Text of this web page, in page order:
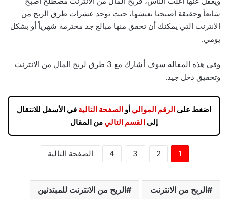
شائعاً وحقيقة أصبحنا نعيشها، حيث توجد عشرات طرق الربح من
الانترنت التي يمكنك أن تحقق منها مبالغ جد محترمة شهرياً أو بشكل
يومي.
وفي هذه المقالة سوف أشارك مع 3 طرق لربح المال من الانترنت
وتحقيق دخل جيد.
اضغط على الرقم الموالي أو الصفحة التالية في الأسفل للانتقال
إلى القسم التالي من المقال
1
2
3
4 الصفحة التالية
الربح من الانترنت الربح من الانترنت للمبتدئين